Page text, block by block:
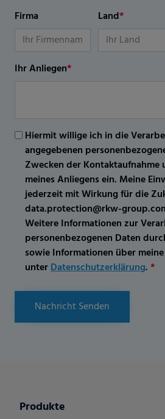
Firma Land*
Ihr Anliegen*
Hiermit willige ich in die
angegebenen
Zwecken der Kontaktaufnahme
meines Anliegens ein. Meine
jederzeit mit Wirkung für die
data.protection@rkw-
Weitere Informationen zur
personenbezogenen Daten
sowie Informationen über
unterDatenschutzerklärung.*
Nachricht Senden
Produkte